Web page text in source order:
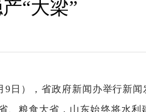
“大梁”
日），省政府新闻办举行新
、粮食大省，山东始终将水